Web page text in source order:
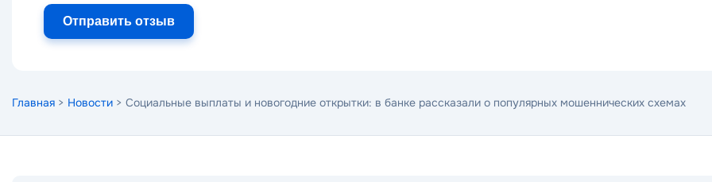
Отправить отзыв
Главная > Новости > Социальные выплаты и новогодние открытки: в банке рассказали о популярных мошеннических схемах